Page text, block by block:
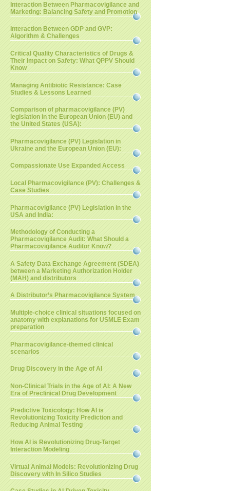
Interaction Between Pharmacovigilance and
Marketing: Balancing Safety and Promotion
Interaction Between GDP and GVP:
Algorithm & Challenges
Critical Quality Characteristics of Drugs &
Their Impact on Safety: What QPPV Should
Know
Managing Antibiotic Resistance: Case
Studies & Lessons Learned
Comparison of pharmacovigilance (PV)
legislation in the European Union (EU) and
the United States (USA):
Pharmacovigilance (PV) Legislation in
Ukraine and the European Union (EU):
Compassionate Use Expanded Access
Local Pharmacovigilance (PV): Challenges &
Case Studies
Pharmacovigilance (PV) Legislation in the
USA and India:
Methodology of Conducting a
Pharmacovigilance Audit: What Should a
Pharmacovigilance Auditor Know?
A Safety Data Exchange Agreement (SDEA)
between a Marketing Authorization Holder
(MAH) and distributors
A Distributor’s Pharmacovigilance System
Multiple-choice clinical situations focused on
anatomy with explanations for USMLE Exam
preparation
Pharmacovigilance-themed clinical
scenarios
Drug Discovery in the Age of AI
Non-Clinical Trials in the Age of AI: A New
Era of Preclinical Drug Development
Predictive Toxicology: How AI is
Revolutionizing Toxicity Prediction and
Reducing Animal Testing
How AI is Revolutionizing Drug-Target
Interaction Modeling
Virtual Animal Models: Revolutionizing Drug
Discovery with In Silico Studies